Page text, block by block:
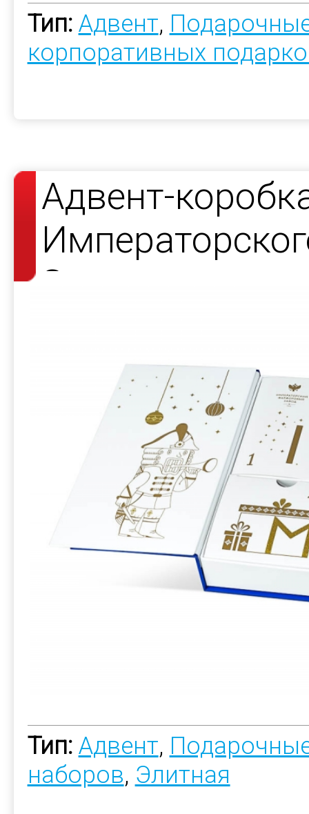
Тип: Адвент,
корпоративных
Адвент-
Завода
Тип: Адвент,
наборов, Элитная